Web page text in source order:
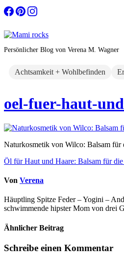
Zum
Inhalt
Persönlicher Blog von Verena M. Wagner
Achtsamkeit + Wohlbefinden
oel-fuer-haut-
Naturkosmetik von Wilco: Balsam
Beitragsnavigation
Öl für Haut und Haare: Balsam für die
Von Verena
Häuptling Spitze Feder – Yogini –
schwimmende hipster Mom von drei
Ähnlicher Beitrag
Schreibe einen Kommentar